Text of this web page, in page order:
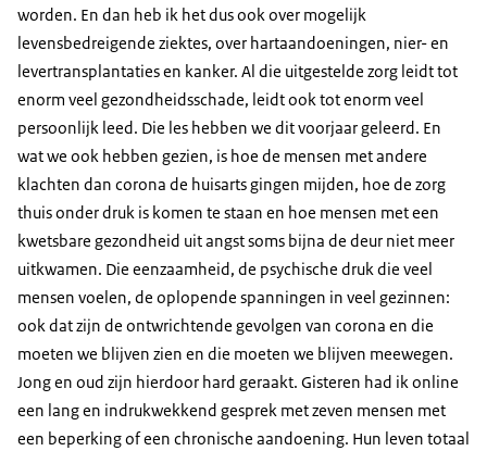
worden. En dan heb ik het dus ook over mogelijk
levensbedreigende ziektes, over hartaandoeningen, nier- en
levertransplantaties en kanker. Al die uitgestelde zorg leidt tot
enorm veel gezondheidsschade, leidt ook tot enorm veel
persoonlijk leed. Die les hebben we dit voorjaar geleerd. En
wat we ook hebben gezien, is hoe de mensen met andere
klachten dan corona de huisarts gingen mijden, hoe de zorg
thuis onder druk is komen te staan en hoe mensen met een
kwetsbare gezondheid uit angst soms bijna de deur niet meer
uitkwamen. Die eenzaamheid, de psychische druk die veel
mensen voelen, de oplopende spanningen in veel gezinnen:
ook dat zijn de ontwrichtende gevolgen van corona en die
moeten we blijven zien en die moeten we blijven meewegen.
Jong en oud zijn hierdoor hard geraakt. Gisteren had ik online
een lang en indrukwekkend gesprek met zeven mensen met
een beperking of een chronische aandoening. Hun leven totaal